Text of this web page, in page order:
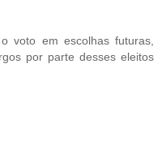
voto em escolhas futuras,
por parte desses eleitos